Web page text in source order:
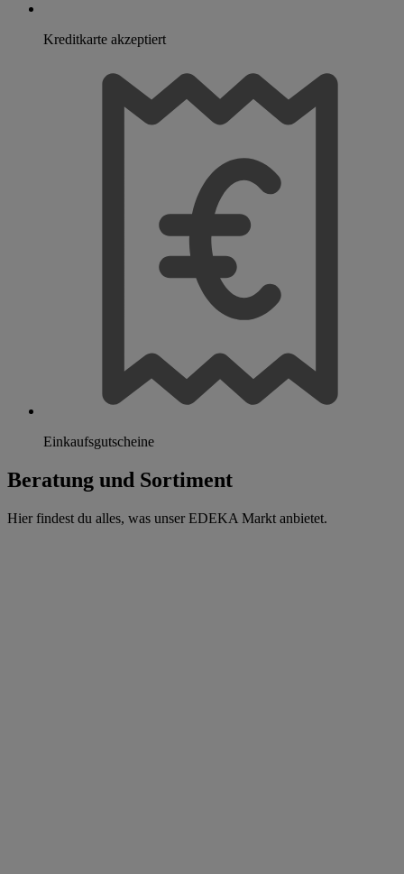
Kreditkarte akzeptiert
Einkaufsgutscheine
Beratung und Sortiment
Hier findest du alles, was unser EDEKA Markt anbietet.